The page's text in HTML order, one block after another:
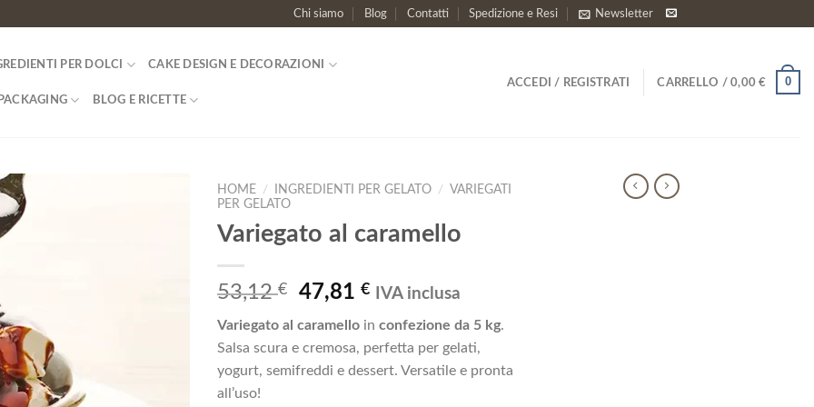
Chi siamo Blog Contatti Spedizione e Resi Newsletter
PER DOLCI CAKE DESIGN E DECORAZIONI
PACKAGING BLOG E RICETTE
ACCEDI / REGISTRATI CARRELLO / 0,00€ 0
HOME / INGREDIENTI PER GELATO /
VARIEGATI
PER GELATO
Variegato al caramello
53,12€
Il
originale
era:
53,12 €.
47,81€Il
attuale
è:
47,81 €.
IVA inclusa
Variegato al caramello in confezione da 5 kg.
Salsa scura e cremosa, perfetta per gelati,
yogurt, semifreddi e dessert. Versatile e pronta
all’uso!